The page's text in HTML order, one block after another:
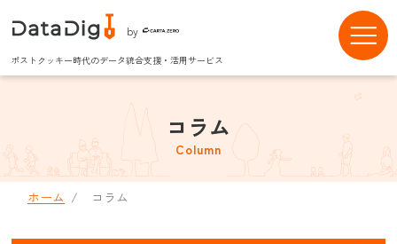
by
ポストクッキー時代のデータ統合支援・活用サービス
コラム
Column
ホーム コラム